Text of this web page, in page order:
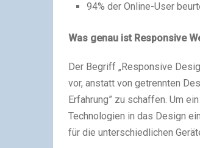
94% der Online-User
Was genau ist Responsive
Der Begriff „Responsive
vor, anstatt von getrennten
Erfahrung” zu schaffen. Um
Technologien in das Design
für die unterschiedlichen